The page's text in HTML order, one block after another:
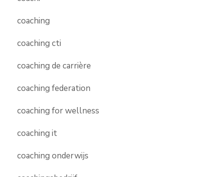
coaching
coaching cti
coaching de carrière
coaching federation
coaching for wellness
coaching it
coaching onderwijs